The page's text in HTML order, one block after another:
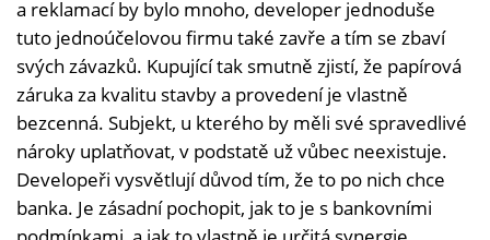
a reklamací by bylo mnoho, developer jednoduše
tuto jednoúčelovou firmu také zavře a tím se zbaví
svých závazků. Kupující tak smutně zjistí, že papírová
záruka za kvalitu stavby a provedení je vlastně
bezcenná. Subjekt, u kterého by měli své spravedlivé
nároky uplatňovat, v podstatě už vůbec neexistuje.
Developeři vysvětlují důvod tím, že to po nich chce
banka. Je zásadní pochopit, jak to je s bankovními